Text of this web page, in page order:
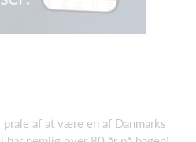
af at være en af Danmarks